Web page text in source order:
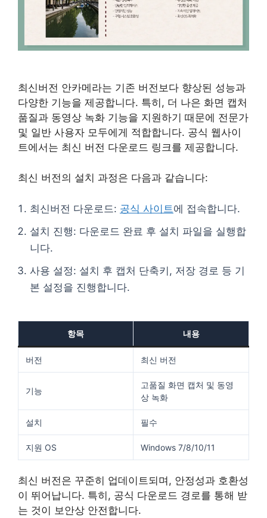
최신버전 안카메라는 기존 버전보다 향상된 성능과
다양한 기능을 제공합니다. 특히, 더 나은 화면 캡처
품질과 동영상 녹화 기능을 지원하기 때문에 전문가
및 일반 사용자 모두에게 적합합니다. 공식 웹사이
트에서는 최신 버전 다운로드 링크를 제공합니다.
최신 버전의 설치 과정은 다음과 같습니다:
최신버전 다운로드: 공식 사이트에 접속합니다.
설치 진행: 다운로드 완료 후 설치 파일을 실행합
니다.
사용 설정: 설치 후 캡처 단축키, 저장 경로 등 기
본 설정을 진행합니다.
항목 내용
버전 최신 버전
기능
고품질 화면 캡처 및 동영
상 녹화
설치 필수
지원 OS Windows 7/8/10/11
최신 버전은 꾸준히 업데이트되며, 안정성과 호환성
이 뛰어납니다. 특히, 공식 다운로드 경로를 통해 받
는 것이 보안상 안전합니다.